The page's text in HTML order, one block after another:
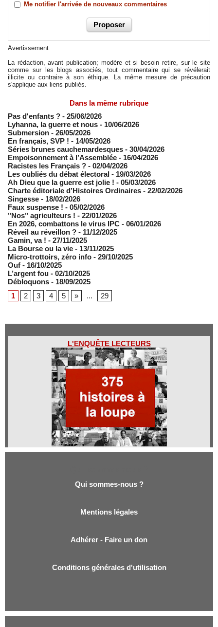
Me notifier l'arrivée de nouveaux commentaires
Avertissement
La rédaction, avant publication; modère et si besoin retire, sur le site
comme sur les blogs associés, tout commentaire qui se révélerait
illicite ou contraire à son éthique. La même mesure de précaution
s'applique aux liens publiés.
Dans la même rubrique
Pas d'enfants ? - 25/06/2026
​Lyhanna, la guerre et nous - 10/06/2026
Submersion - 26/05/2026
En français, SVP ! - 14/05/2026
​Séries brunes cauchemardesques - 30/04/2026
Empoisonnement à l’Assemblée­ - 16/04/2026
Racistes les Français ? - 02/04/2026
​Les oubliés du débat électoral - 19/03/2026
Ah Dieu que la guerre est jolie ! - 05/03/2026
Charte éditoriale d’Histoires Ordinaires - 22/02/2026
Singesse - 18/02/2026
Faux suspense ! - 05/02/2026
"Nos" agriculteurs ! - 22/01/2026
En 2026, combattons le virus IPC - 06/01/2026
Réveil au réveillon ? - 11/12/2025
Gamin, va ! - 27/11/2025
​La Bourse ou la vie - 13/11/2025
Micro-trottoirs, zéro info - 29/10/2025
Ouf - 16/10/2025
L’argent fou - 02/10/2025
Débloquons - 18/09/2025
1
2 3 4 5 » ... 29
L'ENQUÊTE LECTEURS
Qui sommes-nous ?
Mentions légales
Adhérer - Faire un don
Conditions générales d'utilisation